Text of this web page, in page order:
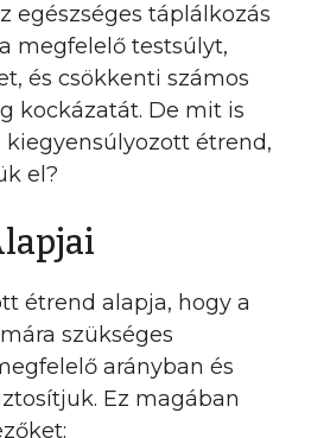
egészséges táplálkozás
megfelelő testsúlyt,
és csökkenti számos
kockázatát. De mit is
étrend,
el?
étrend alapja, hogy a
szükséges
arányban és
Ez magában